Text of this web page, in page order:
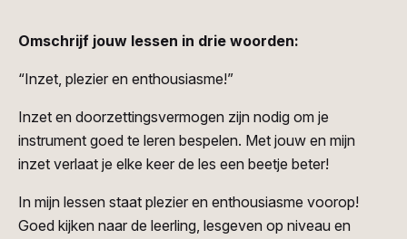
Omschrijf jouw lessen in drie woorden:
“Inzet, plezier en enthousiasme!”
Inzet en doorzettingsvermogen zijn nodig om je
instrument goed te leren bespelen. Met jouw en mijn
inzet verlaat je elke keer de les een beetje beter!
In mijn lessen staat plezier en enthousiasme voorop!
Goed kijken naar de leerling, lesgeven op niveau en